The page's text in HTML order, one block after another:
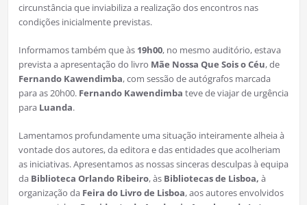
circunstância que inviabiliza a realização dos encontros nas
condições inicialmente previstas.
Informamos também que às 19h00, no mesmo auditório, estava
prevista a apresentação do livro Mãe Nossa Que Sois o Céu, de
Fernando Kawendimba, com sessão de autógrafos marcada
para as 20h00. Fernando Kawendimba teve de viajar de urgência
para Luanda.
Lamentamos profundamente uma situação inteiramente alheia à
vontade dos autores, da editora e das entidades que acolheriam
as iniciativas. Apresentamos as nossas sinceras desculpas à equipa
da Biblioteca Orlando Ribeiro, às Bibliotecas de Lisboa, à
organização da Feira do Livro de Lisboa, aos autores envolvidos